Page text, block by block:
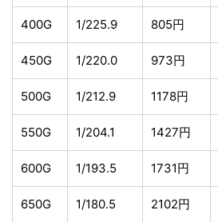
400G 1/225.9 805円
450G 1/220.0 973円
500G 1/212.9 1178円
550G 1/204.1 1427円
600G 1/193.5 1731円
650G 1/180.5 2102円